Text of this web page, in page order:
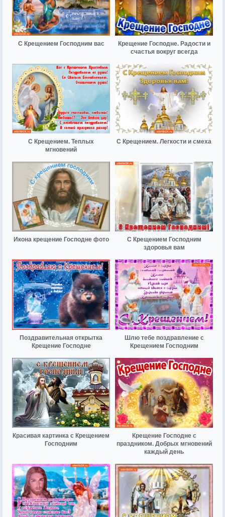
С Крещением Господним вас
Крещение Господне. Радости и
счастья вокруг всегда
С Крещением. Теплых
мгновений
С Крещением. Легкости и смеха
Икона крещение Господне фото
С Крещением Господним
здоровья вам
Поздравительная открытка
Крещение Господне
Шлю тебе поздравление с
Крещением Господним
Красивая картинка с Крещением
Господним
Крещение Господне с
праздником. Добрых мгновений
каждый день